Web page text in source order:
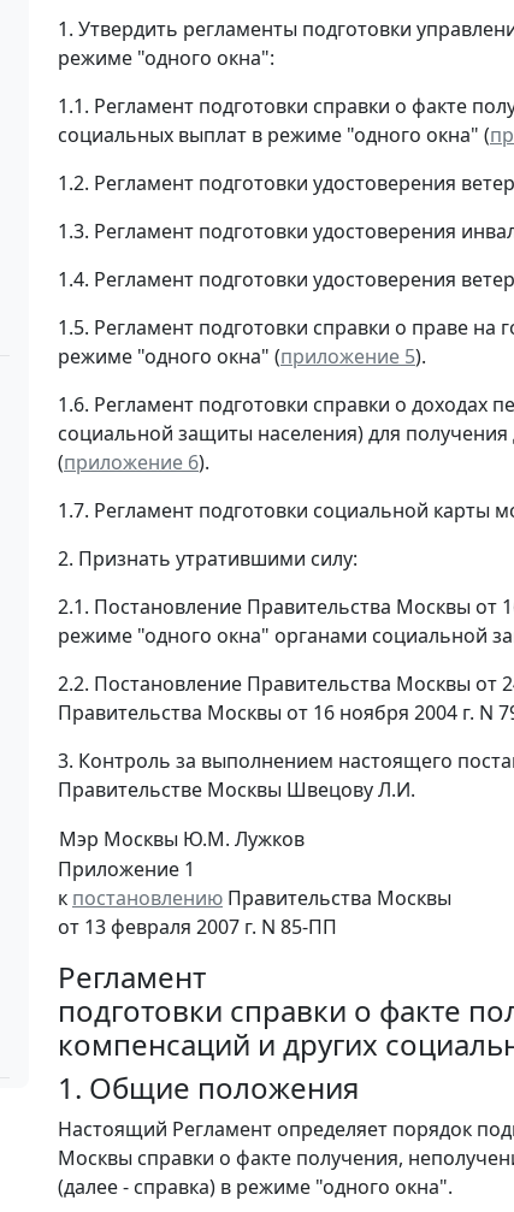
1. Утвердить регламенты подготовки
режиме "одного окна":
1.1. Регламент подготовки справки о факте
социальных выплат в режиме "одного окна" (
1.2. Регламент подготовки удостоверения
1.3. Регламент подготовки удостоверения
1.4. Регламент подготовки удостоверения
1.5. Регламент подготовки справки о праве
режиме "одного окна" (приложение 5).
1.6. Регламент подготовки справки о
социальной защиты населения) для
(приложение 6).
1.7. Регламент подготовки социальной карты
2. Признать утратившими силу:
2.1. Постановление Правительства Москвы от
режиме "одного окна" органами социальной
2.2. Постановление Правительства Москвы от
Правительства Москвы от 16 ноября 2004 г. N
3. Контроль за выполнением настоящего
Правительстве Москвы Швецову Л.И.
Мэр Москвы Ю.М. Лужков
Приложение 1
к постановлению Правительства Москвы
от 13 февраля 2007 г. N 85-ПП
Регламент
подготовки справки о факте
компенсаций и других
1. Общие положения
Настоящий Регламент определяет порядок
Москвы справки о факте получения,
(далее - справка) в режиме "одного окна".